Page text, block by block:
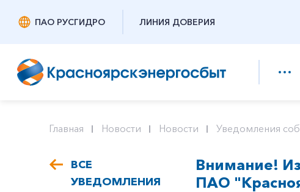
ПАО РУСГИДРО ЛИНИЯ ДОВЕРИЯ
Главная Новости Новости Уведомления
ВСЕ
УВЕДОМЛЕНИЯ
Внимание!
ПАО